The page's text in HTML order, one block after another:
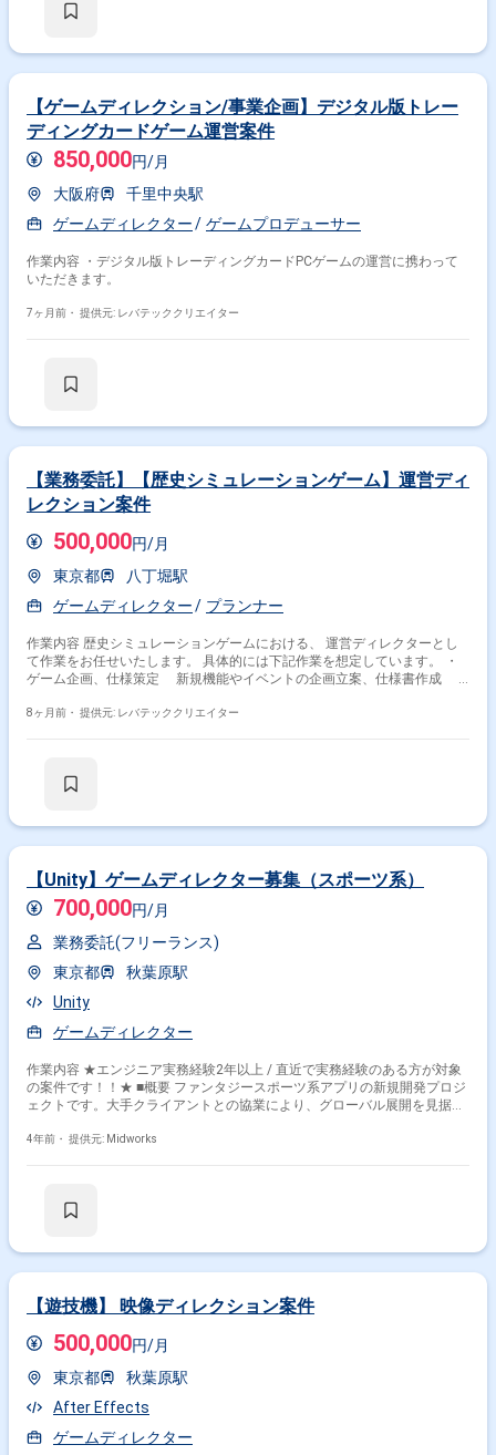
解 - Google、Meta、TikTokに最適化されたクリエイティブ設計 - 効果
【ゲームディレクション/事業企画】デジタル版トレー
ディングカードゲーム運営案件
850,000円/月
大阪府
千里中央駅
ゲームディレクター
ゲームプロデューサー
作業内容 ・デジタル版トレーディングカードPCゲームの運営に携わって
いただきます。
7ヶ月前・ 提供元: レバテッククリエイター
【業務委託】【歴史シミュレーションゲーム】運営ディ
レクション案件
500,000円/月
東京都
八丁堀駅
ゲームディレクター
プランナー
作業内容 歴史シミュレーションゲームにおける、 運営ディレクターとし
て作業をお任せいたします。 具体的には下記作業を想定しています。 ・
ゲーム企画、仕様策定 新規機能やイベントの企画立案、仕様書作成
の立案実行 ・プロジェクト管理 開発スケジュールの策定、進捗管理
8ヶ月前・ 提供元: レバテッククリエイター
【Unity】ゲームディレクター募集（スポーツ系）
700,000円/月
業務委託(フリーランス)
東京都
秋葉原駅
Unity
ゲームディレクター
作業内容 ★エンジニア実務経験2年以上 / 直近で実務経験のある方が対象
の案件です！！★ ■概要 ファンタジースポーツ系アプリの新規開発プロジ
ェクトです。大手クライアントとの協業により、グローバル展開を見据え
なアプリを短期間でリリースする方針です。今後、様々なスポーツに横展
ーム体制）
4年前・ 提供元: Midworks
【遊技機】 映像ディレクション案件
500,000円/月
東京都
秋葉原駅
After Effects
ゲームディレクター
ゲームディレクター × 在宅・リモート
その他の条件で検索する